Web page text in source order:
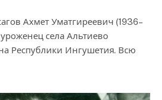
Ахмет Уматгиреевич (1936–
села Альтиево
Республики Ингушетия. Всю